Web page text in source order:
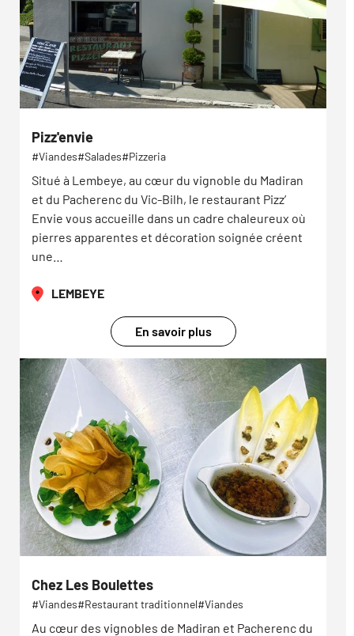
Pizz'envie
Viandes Salades Pizzeria
Situé à Lembeye, au cœur du vignoble du Madiran
et du Pacherenc du Vic-Bilh, le restaurant Pizz’
Envie vous accueille dans un cadre chaleureux où
pierres apparentes et décoration soignée créent
une…
LEMBEYE
En savoir plus
Chez Les Boulettes
Viandes Restaurant traditionnel Viandes
Au cœur des vignobles de Madiran et Pacherenc du